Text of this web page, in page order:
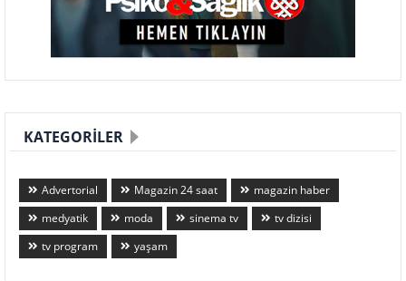
KATEGORILER
Advertorial Magazin 24 saat
magazin haber
medyatik
moda sinema tv
tv dizisi
tv program
yaşam